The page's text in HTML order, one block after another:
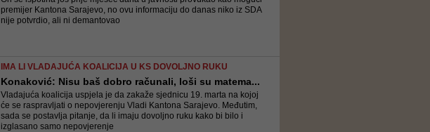
premijer Kantona Sarajevo, no ovu informaciju do danas niko iz SDA
nije potvrdio, ali ni demantovao
IMA LI VLADAJUĆA KOALICIJA U KS DOVOLJNO RUKU
Konaković: Nisu baš dobro računali, loši su matema...
Vladajuća koalicija uspjela je da zakaže sjednicu 19. marta na kojoj
će se raspravljati o nepovjerenju Vladi Kantona Sarajevo. Međutim,
sada se postavlja pitanje, da li imaju dovoljno ruku kako bi bilo i
izglasano samo nepovjerenje